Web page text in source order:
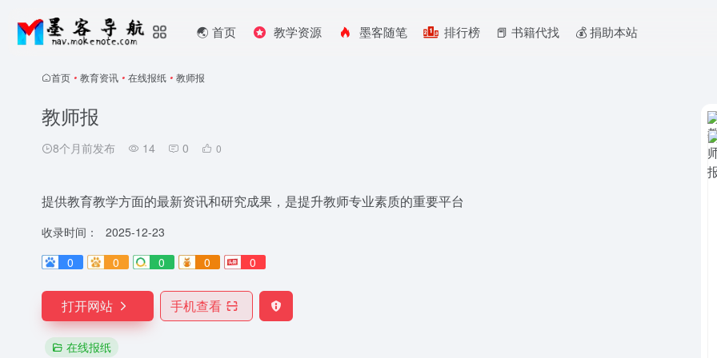
🌏️ 首页 教学资源 墨客随笔 排行榜 📕 书籍代找 💰️ 捐助本站
首页 • 教育资讯 • 在线报纸 • 教师报
教师报
8个月前发布 14 0 0
提供教育教学方面的最新资讯和研究成果，是提升教师专业素质的重要平台
收录时间：
2025-12-23
0
0 0 0 0
打开网站 手机查看
在线报纸